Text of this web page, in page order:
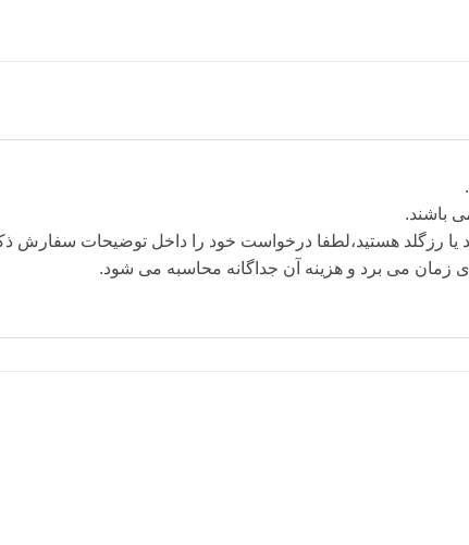
باشند.
یا رزگلد هستید،لطفا درخواست خود را داخل توضیحات سفارش